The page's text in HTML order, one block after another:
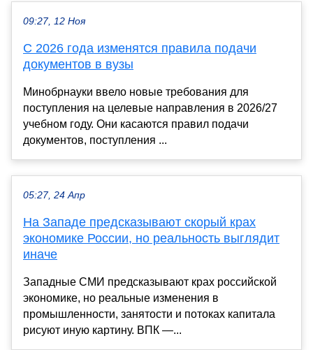
09:27, 12 Ноя
С 2026 года изменятся правила подачи
документов в вузы
Минобрнауки ввело новые требования для
поступления на целевые направления в 2026/27
учебном году. Они касаются правил подачи
документов, поступления ...
05:27, 24 Апр
На Западе предсказывают скорый крах
экономике России, но реальность выглядит
иначе
Западные СМИ предсказывают крах российской
экономике, но реальные изменения в
промышленности, занятости и потоках капитала
рисуют иную картину. ВПК —...